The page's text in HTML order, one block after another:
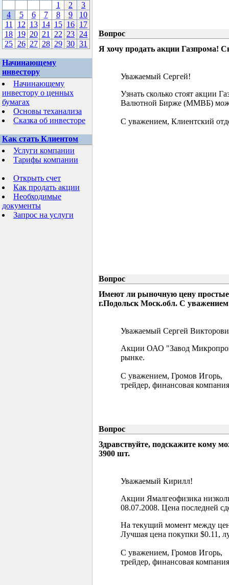
1
2
3
4
5 6 7 8 9
10
11
12 13 14 15 16 17
18 19 20 21 22 23 24
25 26 27 28 29 30 31
Начинающему
инвестору
Начинающему
инвестору о ценных
бумагах
Основы теханализа
Сказка об инвесторе
Как стать Клиентом
Услуги компании
Тарифы компании
Открыть счет
Как продать акции
Необходимые
документы
Запрос на услуги
Вопрос
Я хочу продать акции Газпрома!
Уважаемый Сергей!
Узнать сколько стоят акции
Валютной Бирже (ММВБ)
С уважением, Клиентский
Вопрос
Имеют ли рыночную цену
г.Подольск Моск.обл. С
Уважаемый Сергей
Акции ОАО "Завод
рынке.
С уважением, Громов Игорь,
трейдер, финансовая
Вопрос
Здравствуйте, подскажите кому
3900 шт.
Уважаемый Кирилл!
Акции Ямалгеофизика
08.07.2008. Цена последней
На текущий момент между
Лучшая цена покупки $0.11,
С уважением, Громов Игорь,
трейдер, финансовая